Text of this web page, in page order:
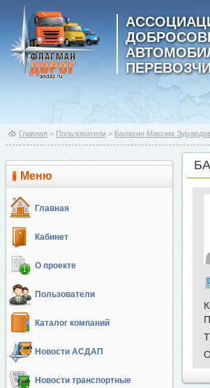
Главная > Пользователи > Балахин Максим
Меню
Главная
Кабинет
О проекте
Пользователи
Каталог компаний
Новости АСДАП
Новости транспортные